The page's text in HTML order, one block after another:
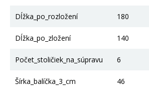
Dĺžka_po_rozložení 180
Dĺžka_po_zložení 140
Počet_stoličiek_na_súpravu 6
Šírka_balíčka_3_cm 46